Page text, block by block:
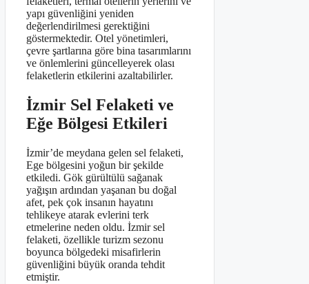
yapı güvenliğini yeniden
değerlendirilmesi gerektiğini
göstermektedir. Otel yönetimleri,
çevre şartlarına göre bina tasarımlarını
ve önlemlerini güncelleyerek olası
felaketlerin etkilerini azaltabilirler.
İzmir Sel Felaketi ve
Eğe Bölgesi Etkileri
İzmir’de meydana gelen sel felaketi,
Ege bölgesini yoğun bir şekilde
etkiledi. Gök gürültülü sağanak
yağışın ardından yaşanan bu doğal
afet, pek çok insanın hayatını
tehlikeye atarak evlerini terk
etmelerine neden oldu. İzmir sel
felaketi, özellikle turizm sezonu
boyunca bölgedeki misafirlerin
güvenliğini büyük oranda tehdit
etmiştir.